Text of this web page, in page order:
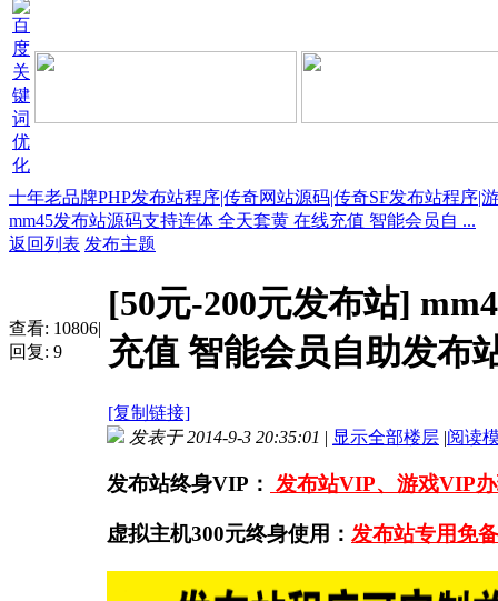
十年老品牌PHP发布站程序|传奇网站源码|传奇SF发布站程序|
mm45发布站源码支持连体 全天套黄 在线充值 智能会员自 ...
返回列表 发布主题
查看: 10806|
回复: 9
[50元-200元发布站]
充值 智能会员自助发布
[复制链接]
发表于 2014-9-3 20:35:01 | 显示全部楼层 |阅读
发布站终身VIP： 发布站VIP、游戏VIP
虚拟主机300元终身使用： 发布站专用免